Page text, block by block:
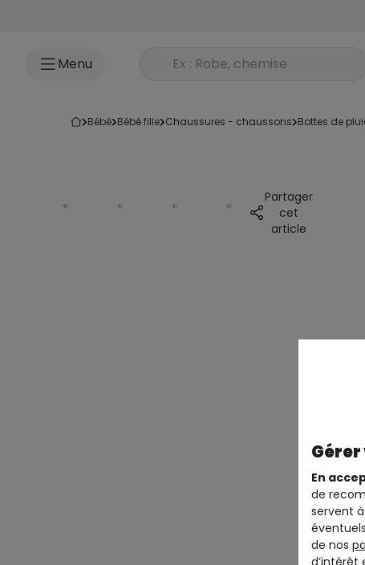
Menu Rechercher un produit
bébé bébé fille chaussures - chaussons bottes de
Partager
cet
article
En
de
servent
de nos
d’intérêt